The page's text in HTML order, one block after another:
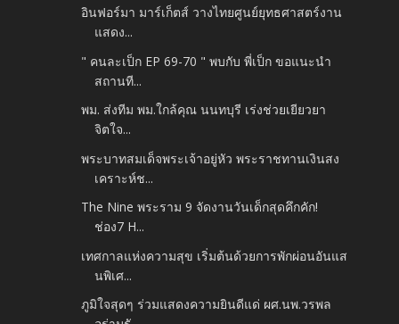
อินฟอร์มา มาร์เก็ตส์ วางไทยศูนย์ยุทธศาสตร์งาน
แสดง...
" คนละเป็ก EP 69-70 " พบกับ พี่เป็ก ขอแนะนำ
สถานที...
พม. ส่งทีม พม.ใกล้คุณ นนทบุรี เร่งช่วยเยียวยา
จิตใจ...
พระบาทสมเด็จพระเจ้าอยู่หัว พระราชทานเงินสง
เคราะห์ช...
The Nine พระราม 9 จัดงานวันเด็กสุดคึกคัก!
ช่อง7 H...
เทศกาลแห่งความสุข เริ่มต้นด้วยการพักผ่อนอันแส
นพิเศ...
ภูมิใจสุดๆ ร่วมแสดงความยินดีแด่ ผศ.นพ.วรพล